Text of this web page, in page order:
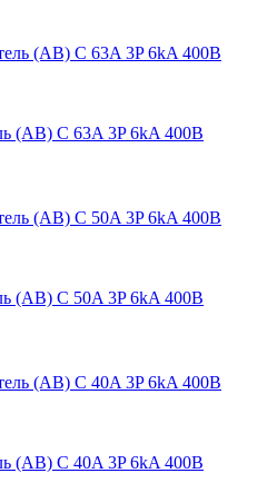
(АВ) C 63A 3P 6kA 400В
(АВ) C 50A 3P 6kA 400В
(АВ) C 40A 3P 6kA 400В